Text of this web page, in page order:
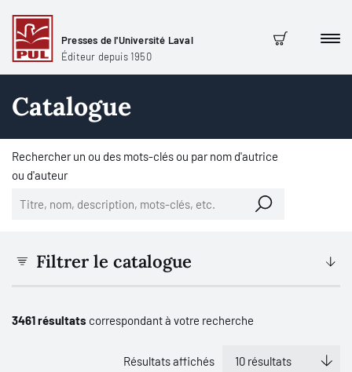
Presses de l'Université Laval
Éditeur depuis 1950
Panier
Catalogue
Rechercher un ou des mots-clés ou par nom d'autrice
ou d'auteur
Filtrer le catalogue
3461 résultats correspondant à votre recherche
Résultats affichés